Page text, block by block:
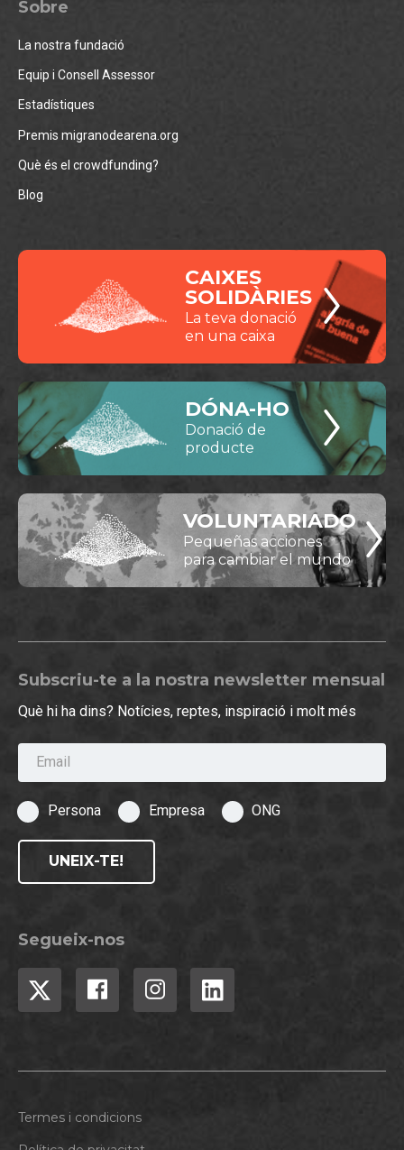
Sobre
La nostra fundació
Equip i Consell Assessor
Estadístiques
Premis migranodearena.org
Què és el crowdfunding?
Blog
CAIXES
SOLIDÀRIES
La teva donació
en una caixa
DÓNA-HO
Donació de
producte
VOLUNTARIADO
Pequeñas acciones
para cambiar el mundo
Subscriu-te a la nostra newsletter mensual
Què hi ha dins? Notícies, reptes, inspiració i molt més
Email
Persona Empresa ONG
UNEIX-TE!
Segueix-nos
Termes i condicions